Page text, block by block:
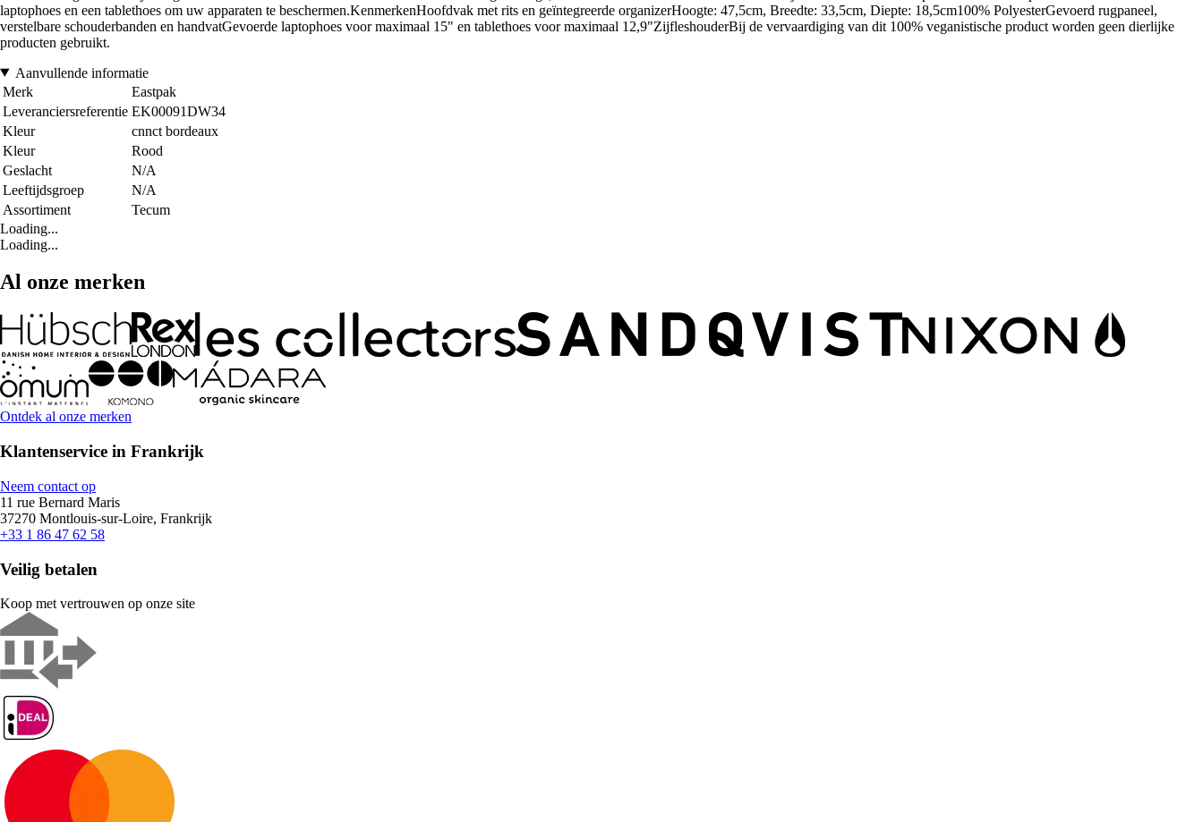
laptophoes en een tablethoes om uw apparaten te beschermen.KenmerkenHoofdvak met rits en geïntegreerde organizerHoogte: 47,5cm, Breedte: 33,5cm, Diepte: 18,5cm100% PolyesterGevoerd rugpaneel,
verstelbare schouderbanden en handvatGevoerde laptophoes voor maximaal 15" en tablethoes voor maximaal 12,9"ZijfleshouderBij de vervaardiging van dit 100% veganistische product worden geen dierlijke
producten gebruikt.
Aanvullende informatie
Merk
Eastpak
Leveranciersreferentie EK00091DW34
Kleur
cnnct bordeaux
Kleur
Rood
Geslacht
N/A
Leeftijdsgroep
N/A
Assortiment
Tecum
Loading...
Loading...
Al onze merken
Ontdek al onze merken
Klantenservice in Frankrijk
Neem contact op
11 rue Bernard Maris
37270 Montlouis-sur-Loire, Frankrijk
+33 1 86 47 62 58
Veilig betalen
Koop met vertrouwen op onze site